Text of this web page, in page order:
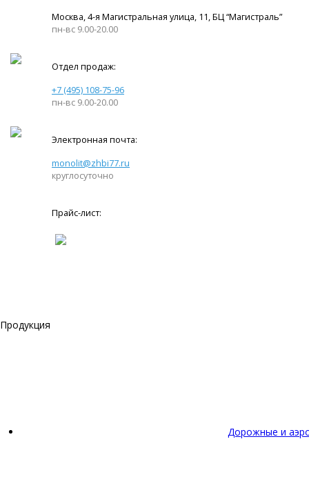
Москва, 4-я Магистральная улица, 11, ​БЦ “Магистраль”
пн-вс 9.00-20.00
Отдел продаж:
+7 (495) 108-75-96
пн-вс 9.00-20.00
Электронная почта:
monolit@zhbi77.ru
круглосуточно
Прайс-лист:
Продукция
Дорожные и